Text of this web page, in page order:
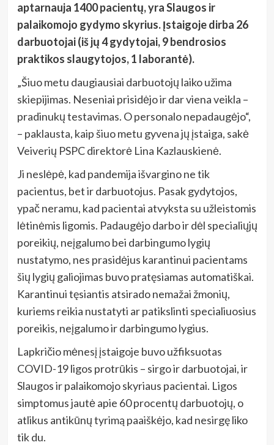
aptarnauja 1400 pacientų, yra Slaugos ir
palaikomojo gydymo skyrius. Įstaigoje dirba 26
darbuotojai (iš jų 4 gydytojai, 9 bendrosios
praktikos slaugytojos, 1 laborantė).
„Šiuo metu daugiausiai darbuotojų laiko užima
skiepijimas. Neseniai prisidėjo ir dar viena veikla –
pradinukų testavimas. O personalo nepadaugėjo“,
– paklausta, kaip šiuo metu gyvena jų įstaiga, sakė
Veiverių PSPC direktorė Lina Kazlauskienė.
Ji neslėpė, kad pandemija išvargino ne tik
pacientus, bet ir darbuotojus. Pasak gydytojos,
ypač neramu, kad pacientai atvyksta su užleistomis
lėtinėmis ligomis. Padaugėjo darbo ir dėl specialiųjų
poreikių, neįgalumo bei darbingumo lygių
nustatymo, nes prasidėjus karantinui pacientams
šių lygių galiojimas buvo pratęsiamas automatiškai.
Karantinui tęsiantis atsirado nemažai žmonių,
kuriems reikia nustatyti ar patikslinti specialiuosius
poreikis, neįgalumo ir darbingumo lygius.
Lapkričio mėnesį įstaigoje buvo užfiksuotas
COVID-19 ligos protrūkis – sirgo ir darbuotojai, ir
Slaugos ir palaikomojo skyriaus pacientai. Ligos
simptomus jautė apie 60 procentų darbuotojų, o
atlikus antikūnų tyrimą paaiškėjo, kad nesirgę liko
tik du.